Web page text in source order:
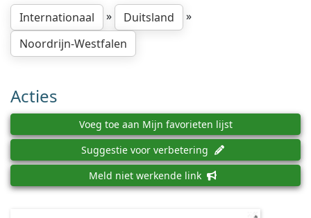
Internationaal
» Duitsland
»
Noordrijn-Westfalen
Acties
Voeg toe aan Mijn favorieten lijst
Suggestie voor verbetering
Meld niet werkende link